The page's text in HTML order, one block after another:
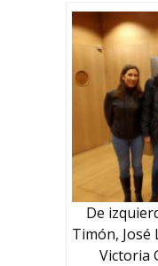
De
Timón, José
Victoria